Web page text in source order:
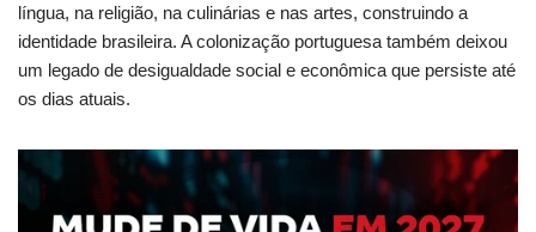
língua, na religião, na culinárias e nas artes, construindo a
identidade brasileira. A colonização portuguesa também deixou
um legado de desigualdade social e econômica que persiste até
os dias atuais.